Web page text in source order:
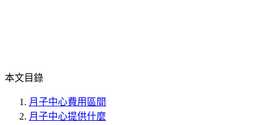
本文目錄
月子中心費用區間
月子中心提供什麼